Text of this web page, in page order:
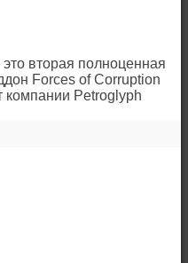
вторая полноценная
Forces of Corruption
компании Petroglyph